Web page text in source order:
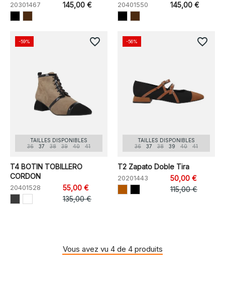
20301467 145,00 € 20401550 145,00 €
TAILLES DISPONIBLES
36
37 38 39 40 41
T4 BOTIN TOBILLERO
CORDON
20401528
55,00 €
135,00 €
-59% favorite_border
TAILLES DISPONIBLES
36
37 38 39 40 41
T2 Zapato Doble Tira
20201443
50,00 €
115,00 €
-56% favorite_border
Vous avez vu 4 de 4 produits